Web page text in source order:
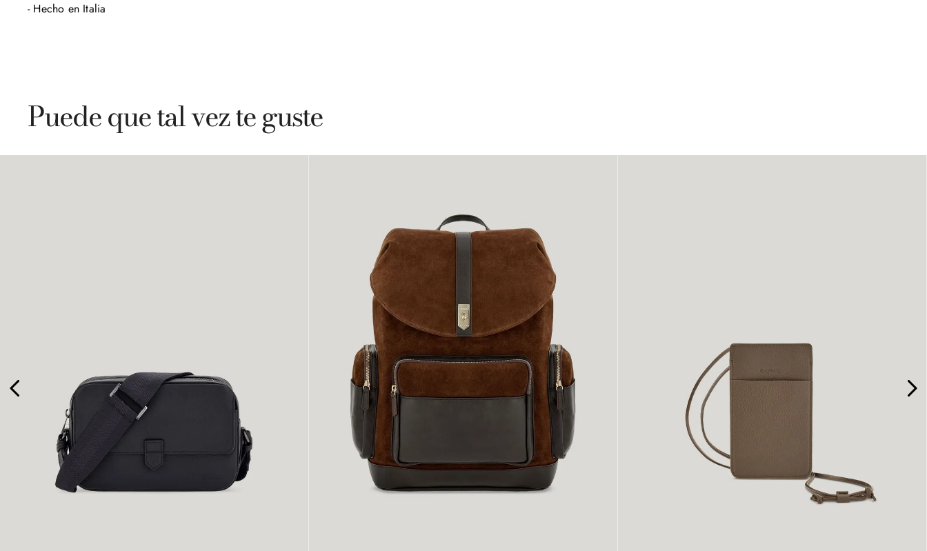
- Hecho en Italia
Puede que tal vez te guste